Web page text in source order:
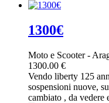
1300€
Moto e Scooter-
1300.00 €
Vendo liberty 125
sospensioni nuove,
cambiato , da vedere